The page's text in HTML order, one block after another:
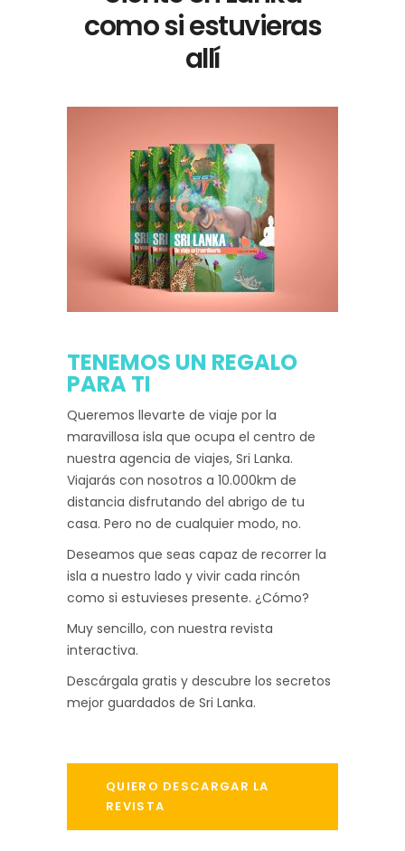
como si estuvieras
allí
TENEMOS UN REGALO
PARA TI
Queremos llevarte de viaje por la
maravillosa isla que ocupa el centro de
nuestra agencia de viajes, Sri Lanka.
Viajarás con nosotros a 10.000km de
distancia disfrutando del abrigo de tu
casa. Pero no de cualquier modo, no.
Deseamos que seas capaz de recorrer la
isla a nuestro lado y vivir cada rincón
como si estuvieses presente. ¿Cómo?
Muy sencillo, con nuestra revista
interactiva.
Descárgala gratis y descubre los secretos
mejor guardados de Sri Lanka.
QUIERO DESCARGAR LA
REVISTA